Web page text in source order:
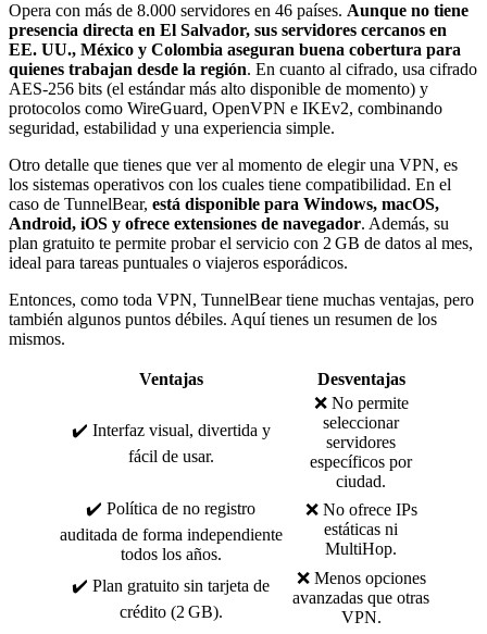
Opera con más de 8.000 servidores en 46 países. Aunque no tiene
presencia directa en El Salvador, sus servidores cercanos en
EE. UU., México y Colombia aseguran buena cobertura para
quienes trabajan desde la región. En cuanto al cifrado, usa cifrado
AES-256 bits (el estándar más alto disponible de momento) y
protocolos como WireGuard, OpenVPN e IKEv2, combinando
seguridad, estabilidad y una experiencia simple.
Otro detalle que tienes que ver al momento de elegir una VPN, es
los sistemas operativos con los cuales tiene compatibilidad. En el
caso de TunnelBear, está disponible para Windows, macOS,
Android, iOS y ofrece extensiones de navegador. Además, su
plan gratuito te permite probar el servicio con 2 GB de datos al mes,
ideal para tareas puntuales o viajeros esporádicos.
Entonces, como toda VPN, TunnelBear tiene muchas ventajas, pero
también algunos puntos débiles. Aquí tienes un resumen de los
mismos.
Ventajas Desventajas
✔️ Interfaz visual, divertida y
fácil de usar.
❌ No permite
seleccionar
servidores
específicos por
ciudad.
✔️ Política de no registro
auditada de forma independiente
todos los años.
❌ No ofrece IPs
estáticas ni
MultiHop.
✔️ Plan gratuito sin tarjeta de
crédito (2 GB).
❌ Menos opciones
avanzadas que otras
VPN.